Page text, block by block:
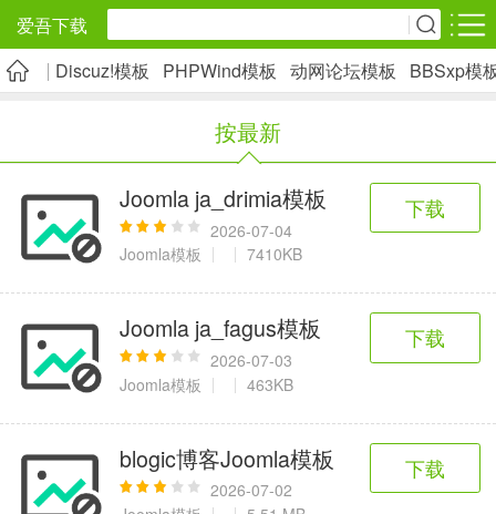
爱吾下载
安卓应用 安卓游戏
社交通讯
2千+款应用
1万+款应用
实用工具
2万+款应用
金融理财
2百+款应用
6千+款应用
资讯阅读
1万+款应用
学习办公
3万+款应用
生活服务
医疗健康
母婴育儿
趣味娱乐
Discuz!模板 PHPWind模板 动网论坛模板 BBSxp模
按最新
Joomla ja_drimia模板
2026-07-04
Joomla模板
7410KB
下载
Joomla ja_fagus模板
2026-07-03
Joomla模板
463KB
下载
blogic博客Joomla模板
2026-07-02
下载